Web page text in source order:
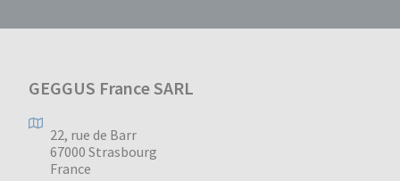
GEGGUS France SARL
22, rue de Barr
67000 Strasbourg
France